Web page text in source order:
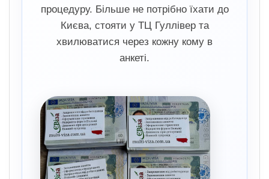
процедуру. Більше не потрібно їхати до
Києва, стояти у ТЦ Гуллівер та
хвилюватися через кожну кому в
анкеті.